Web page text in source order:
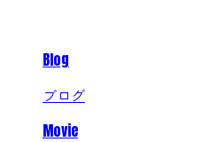
Blog
ブログ
Movie